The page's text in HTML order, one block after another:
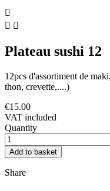

 
Plateau sushi 12
12pcs d'assortiment de
thon, crevette,....)
€15.00
VAT included
Quantity
Add to basket
Share